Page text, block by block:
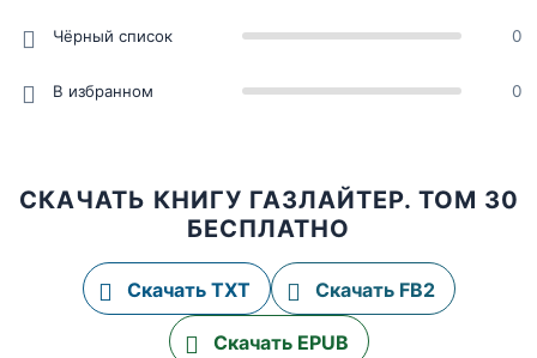
Чёрный список 0
В избранном 0
СКАЧАТЬ КНИГУ ГАЗЛАЙТЕР. ТОМ 30
БЕСПЛАТНО
Скачать TXT Скачать FB2
Скачать EPUB